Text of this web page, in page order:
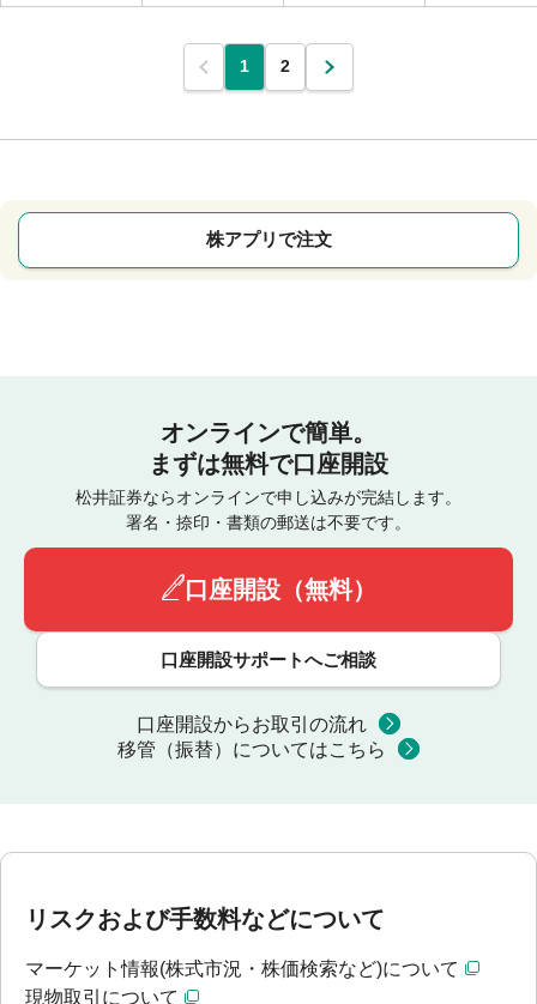
1 2
株アプリで注文
オンラインで簡単。
まずは無料で口座開設
松井証券ならオンラインで申し込みが完結します。
署名・捺印・書類の郵送は不要です。
口座開設（無料）
口座開設サポートへご相談
口座開設からお取引の流れ
移管（振替）についてはこちら
リスクおよび手数料などについて
マーケット情報(株式市況・株価検索など)について
現物取引について